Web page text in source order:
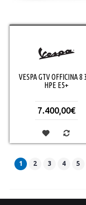
VESPA GTV OFFICINA 8
HPE E5+
7.400,00€
1 2 3 4 5